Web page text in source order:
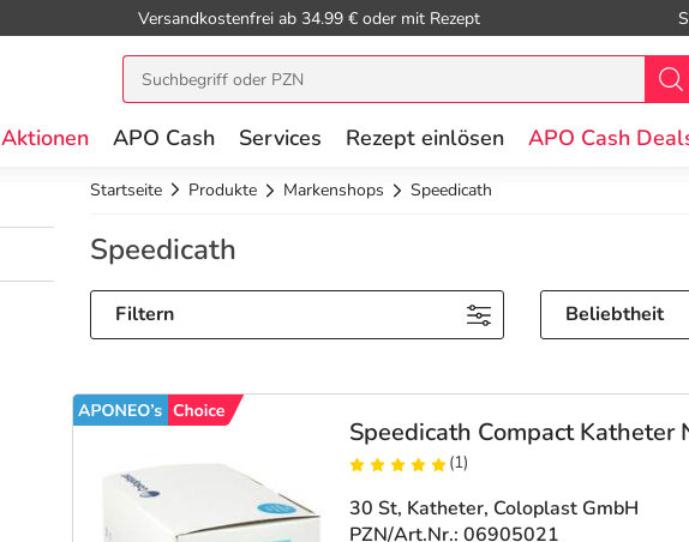
Versandkostenfrei ab 34.99 € oder mit Rezept
Aktionen APO Cash Services Rezept einlösen APO Cash
Startseite Produkte Markenshops Speedicath
Speedicath
Filtern Beliebtheit
Speedicath Compact
(1)
30 St, Katheter, Coloplast GmbH
PZN/Art.Nr.: 06905021